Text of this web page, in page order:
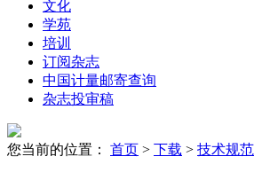
文化
学苑
培训
订阅杂志
中国计量邮寄查询
杂志投审稿
您当前的位置： 首页 > 下载 > 技术规范